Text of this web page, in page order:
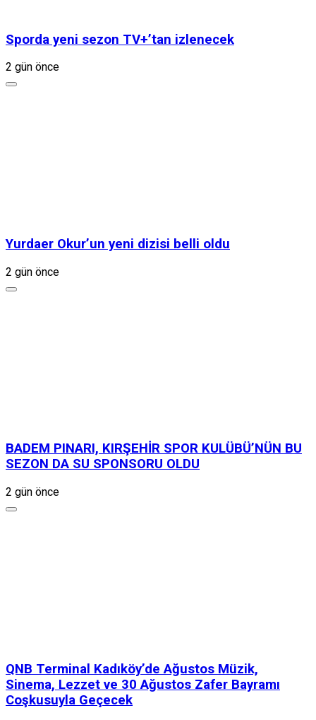
Sporda yeni sezon TV+’tan izlenecek
2 gün önce
Yurdaer Okur’un yeni dizisi belli oldu
2 gün önce
BADEM PINARI, KIRŞEHİR SPOR KULÜBÜ’NÜN BU
SEZON DA SU SPONSORU OLDU
2 gün önce
QNB Terminal Kadıköy’de Ağustos Müzik,
Sinema, Lezzet ve 30 Ağustos Zafer Bayramı
Coşkusuyla Geçecek